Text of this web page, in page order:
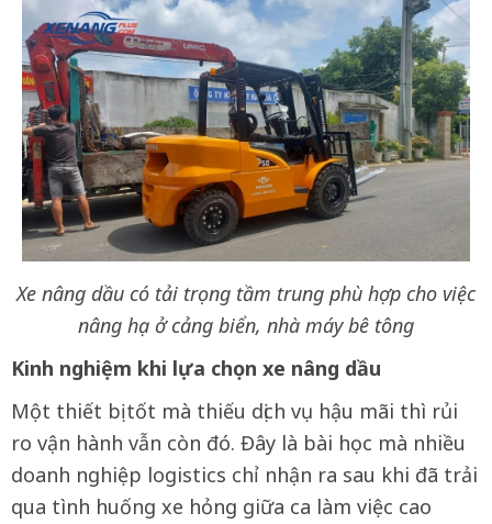
Xe nâng dầu có tải trọng tầm trung phù hợp cho việc
nâng hạ ở cảng biển, nhà máy bê tông
Kinh nghiệm khi lựa chọn xe nâng dầu
Một thiết bị tốt mà thiếu dịch vụ hậu mãi thì rủi
ro vận hành vẫn còn đó. Đây là bài học mà nhiều
doanh nghiệp logistics chỉ nhận ra sau khi đã trải
qua tình huống xe hỏng giữa ca làm việc cao